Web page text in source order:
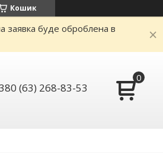
Кошик
заявка буде оброблена в
(63) 268-83-53